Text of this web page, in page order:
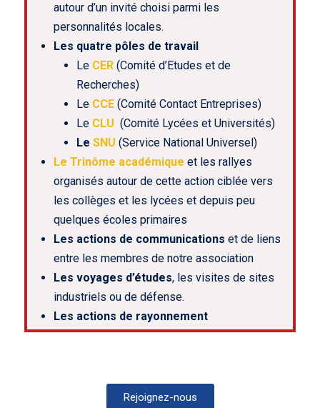
autour d’un invité choisi parmi les
personnalités locales.
Les quatre pôles de travail
Le CER (Comité d’Etudes et de
Recherches)
Le CCE (Comité Contact Entreprises)
Le CLU (Comité Lycées et Universités)
Le SNU (Service National Universel)
Le Trinôme académique et les rallyes
organisés autour de cette action ciblée vers
les collèges et les lycées et depuis peu
quelques écoles primaires
Les actions de communications et de liens
entre les membres de notre association
Les voyages d’études, les visites de sites
industriels ou de défense.
Les actions de rayonnement
Rejoignez-nous